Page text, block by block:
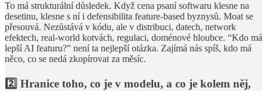
To má strukturální důsledek. Když cena psaní softwaru klesne na
desetinu, klesne s ní i defensibilita feature-based byznysů. Moat se
přesouvá. Nezůstává v kódu, ale v distribuci, datech, network
efektech, real-world kotvách, regulaci, doménové hloubce. “Kdo má
lepší AI featuru?” není ta nejlepší otázka. Zajímá nás spíš, kdo má
něco, co se nedá zkopírovat za měsíc.
2️⃣ Hranice toho, co je v modelu, a co je kolem něj,